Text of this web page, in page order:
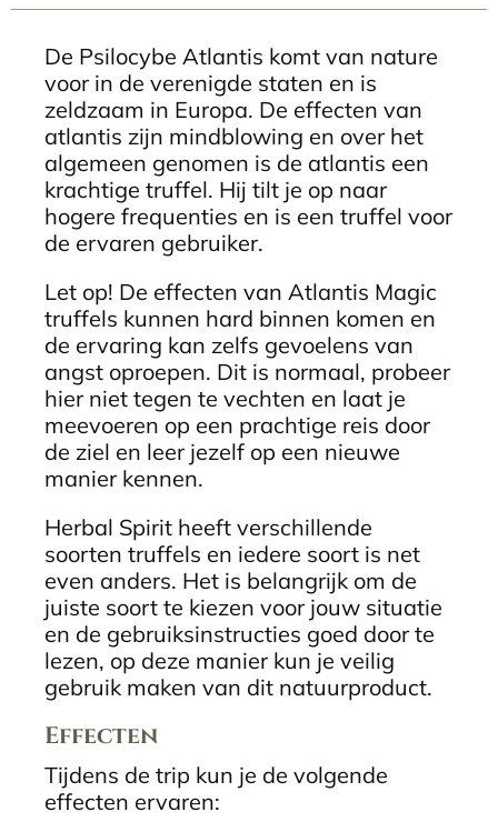
De Psilocybe Atlantis komt van nature
voor in de verenigde staten en is
zeldzaam in Europa. De effecten van
atlantis zijn mindblowing en over het
algemeen genomen is de atlantis een
krachtige truffel. Hij tilt je op naar
hogere frequenties en is een truffel voor
de ervaren gebruiker.
Let op! De effecten van Atlantis Magic
truffels kunnen hard binnen komen en
de ervaring kan zelfs gevoelens van
angst oproepen. Dit is normaal, probeer
hier niet tegen te vechten en laat je
meevoeren op een prachtige reis door
de ziel en leer jezelf op een nieuwe
manier kennen.
Herbal Spirit heeft verschillende
soorten truffels en iedere soort is net
even anders. Het is belangrijk om de
juiste soort te kiezen voor jouw situatie
en de gebruiksinstructies goed door te
lezen, op deze manier kun je veilig
gebruik maken van dit natuurproduct.
Effecten
Tijdens de trip kun je de volgende
effecten ervaren: